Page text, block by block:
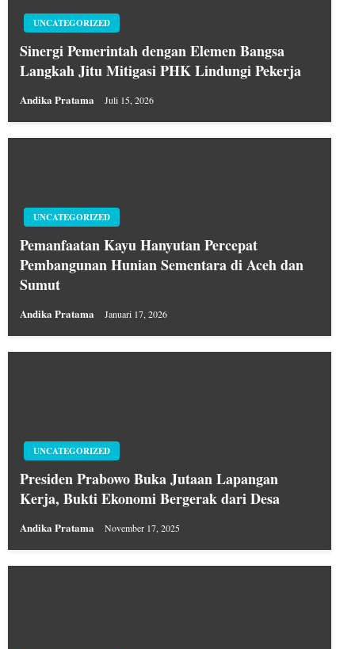
UNCATEGORIZED
Sinergi Pemerintah dengan Elemen Bangsa
Langkah Jitu Mitigasi PHK Lindungi Pekerja
Andika Pratama Juli 15, 2026
UNCATEGORIZED
Pemanfaatan Kayu Hanyutan Percepat
Pembangunan Hunian Sementara di Aceh dan
Sumut
Andika Pratama Januari 17, 2026
UNCATEGORIZED
Presiden Prabowo Buka Jutaan Lapangan
Kerja, Bukti Ekonomi Bergerak dari Desa
Andika Pratama November 17, 2025